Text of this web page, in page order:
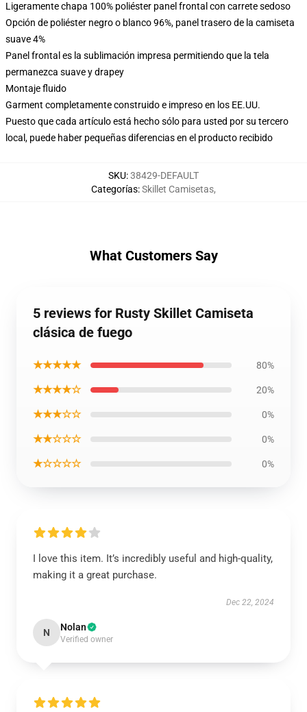
Ligeramente chapa 100% poliéster panel frontal con carrete sedoso
Opción de poliéster negro o blanco 96%, panel trasero de la camiseta
suave 4%
Panel frontal es la sublimación impresa permitiendo que la tela
permanezca suave y drapey
Montaje fluido
Garment completamente construido e impreso en los EE.UU.
Puesto que cada artículo está hecho sólo para usted por su tercero
local, puede haber pequeñas diferencias en el producto recibido
SKU:38429-DEFAULT
Categorías:Skillet Camisetas,
What Customers Say
5 reviews for Rusty Skillet Camiseta
clásica de fuego
★★★★★ 80%
★★★★☆ 20%
★★★☆☆ 0%
★★☆☆☆ 0%
★☆☆☆☆ 0%
I love this item. It’s incredibly useful and high-quality,
making it a great purchase.
Dec 22, 2024
N Nolan
Verified owner